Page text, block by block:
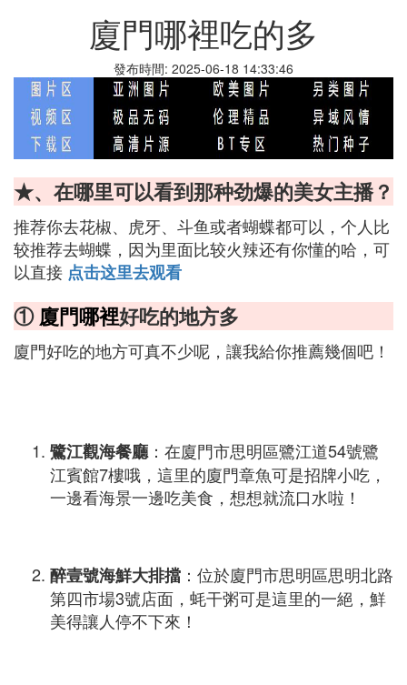
廈門哪裡吃的多
發布時間: 2025-06-18 14:33:46
★、在哪里可以看到那种劲爆的美女主播？
推荐你去花椒、虎牙、斗鱼或者蝴蝶都可以，个人比
较推荐去蝴蝶，因为里面比较火辣还有你懂的哈，可
以直接 点击这里去观看
①廈門哪裡好吃的地方多
廈門好吃的地方可真不少呢，讓我給你推薦幾個吧！
鷺江觀海餐廳 ：在廈門市思明區鷺江道54號鷺
江賓館7樓哦，這里的廈門章魚可是招牌小吃，
一邊看海景一邊吃美食，想想就流口水啦！
醉壹號海鮮大排擋 ：位於廈門市思明區思明北路
第四市場3號店面，蚝干粥可是這里的一絕，鮮
美得讓人停不下來！